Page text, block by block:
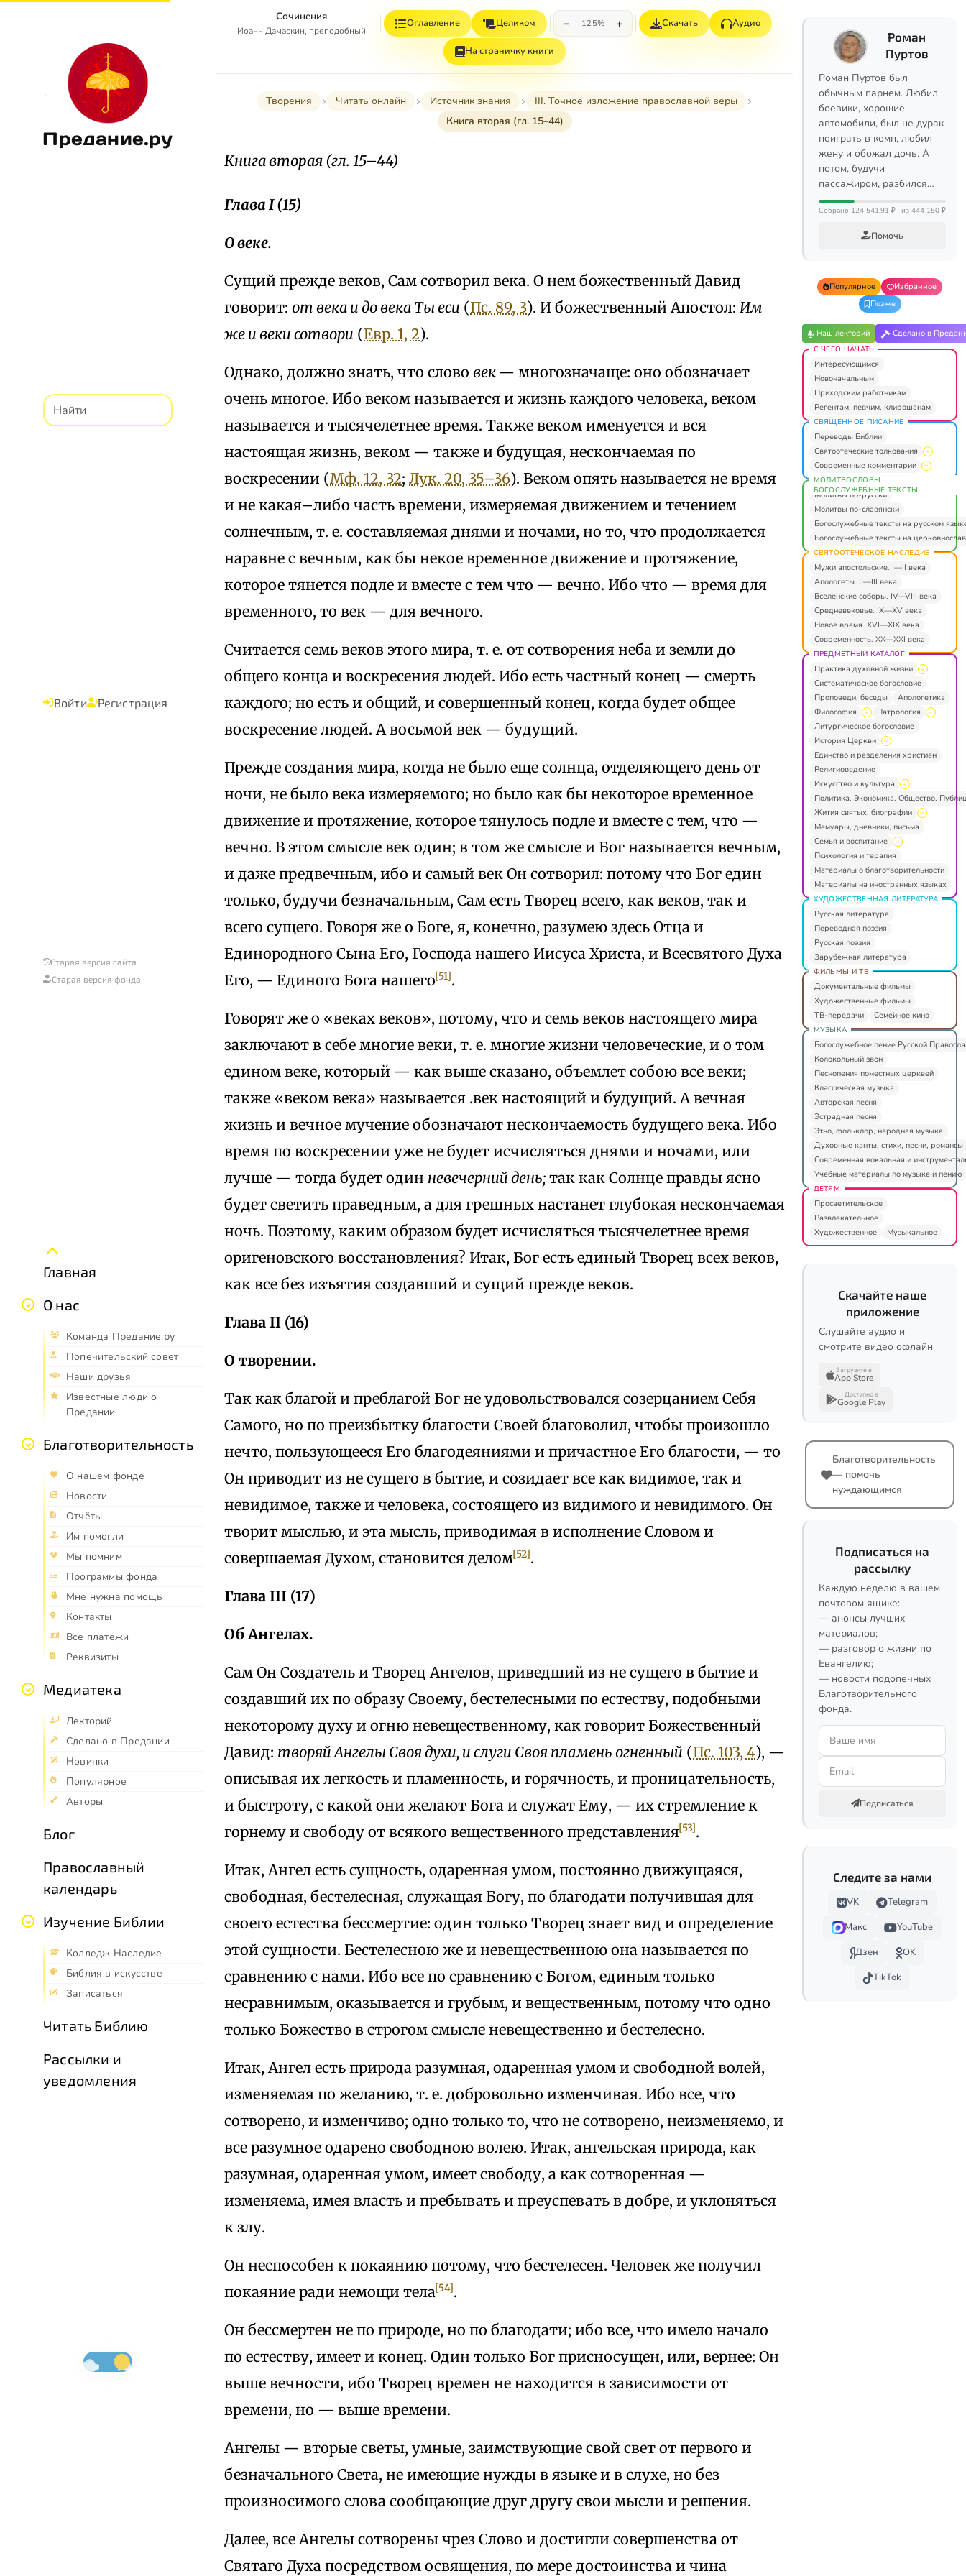
Предание.ру
Войти Регистрация
Старая версия сайта
Старая версия фонда
Главная
О нас
Команда Предание.ру
Попечительский совет
Наши друзья
Известные люди о
Предании
Благотворительность
О нашем фонде
Новости
Отчёты
Им помогли
Мы помним
Программы фонда
Мне нужна помощь
Контакты
Все платежи
Реквизиты
Медиатека
Лекторий
Сделано в Предании
Новинки
Популярное
Авторы
Блог
Православный
календарь
Изучение Библии
Колледж Наследие
Библия в искусстве
Записаться
Читать Библию
Рассылки и
уведомления
Сочинения
Иоанн Дамаскин, преподобный
Оглавление Целиком − 125% + Скачать Аудио
На страничку книги
Творения Читать онлайн Источник знания
III. Точное изложение православной веры
Книга вторая (гл. 15–44)
Книга вторая (гл. 15–44)
Глава I (15)
О веке.
Сущий прежде веков, Сам сотворил века. О нем божественный Давид
говорит: от века и до века Ты ecu (Пс. 89, 3). И божественный Апостол: Им
же и веки сотвори (Евр. 1, 2).
Однако, должно знать, что слово век — многозначаще: оно обозначает
очень многое. Ибо веком называется и жизнь каждого человека, веком
называется и тысячелетнее время. Также веком именуется и вся
настоящая жизнь, веком — также и будущая, нескончаемая по
воскресении (Мф. 12, 32; Лук. 20, 35–36). Веком опять называется не время
и не какая–либо часть времени, измеряемая движением и течением
солнечным, т. е. составляемая днями и ночами, но то, что продолжается
наравне с вечным, как бы некое временное движение и протяжение,
которое тянется подле и вместе с тем что — вечно. Ибо что — время для
временного, то век — для вечного.
Считается семь веков этого мира, т. е. от сотворения неба и земли до
общего конца и воскресения людей. Ибо есть частный конец — смерть
каждого; но есть и общий, и совершенный конец, когда будет общее
воскресение людей. А восьмой век — будущий.
Прежде создания мира, когда не было еще солнца, отделяющего день от
ночи, не было века измеряемого; но было как бы некоторое временное
движение и протяжение, которое тянулось подле и вместе с тем, что —
вечно. В этом смысле век один; в том же смысле и Бог называется вечным,
и даже предвечным, ибо и самый век Он сотворил: потому что Бог един
только, будучи безначальным, Сам есть Творец всего, как веков, так и
всего сущего. Говоря же о Боге, я, конечно, разумею здесь Отца и
Единородного Сына Его, Господа нашего Иисуса Христа, и Всесвятого Духа
Его, — Единого Бога нашего[51].
Говорят же о «веках веков», потому, что и семь веков настоящего мира
заключают в себе многие веки, т. е. многие жизни человеческие, и о том
едином веке, который — как выше сказано, объемлет собою все веки;
также «веком века» называется .век настоящий и будущий. А вечная
жизнь и вечное мучение обозначают нескончаемость будущего века. Ибо
время по воскресении уже не будет исчисляться днями и ночами, или
лучше — тогда будет один невечерний день; так как Солнце правды ясно
будет светить праведным, а для грешных настанет глубокая нескончаемая
ночь. Поэтому, каким образом будет исчисляться тысячелетнее время
оригеновского восстановления? Итак, Бог есть единый Творец всех веков,
как все без изъятия создавший и сущий прежде веков.
Глава II (16)
О творении.
Так как благой и преблагой Бог не удовольствовался созерцанием Себя
Самого, но по преизбытку благости Своей благоволил, чтобы произошло
нечто, пользующееся Его благодеяниями и причастное Его благости, — то
Он приводит из не сущего в бытие, и созидает все как видимое, так и
невидимое, также и человека, состоящего из видимого и невидимого. Он
творит мыслью, и эта мысль, приводимая в исполнение Словом и
совершаемая Духом, становится делом[52].
Глава III (17)
Об Ангелах.
Сам Он Создатель и Творец Ангелов, приведший из не сущего в бытие и
создавший их по образу Своему, бестелесными по естеству, подобными
некоторому духу и огню невещественному, как говорит Божественный
Давид: творяй Ангелы Своя духи, и слуги Своя пламень огненный (Пс. 103, 4), —
описывая их легкость и пламенность, и горячность, и проницательность,
и быстроту, с какой они желают Бога и служат Ему, — их стремление к
горнему и свободу от всякого вещественного представления[53].
Итак, Ангел есть сущность, одаренная умом, постоянно движущаяся,
свободная, бестелесная, служащая Богу, по благодати получившая для
своего естества бессмертие: один только Творец знает вид и определение
этой сущности. Бестелесною же и невещественною она называется по
сравнению с нами. Ибо все по сравнению с Богом, единым только
несравнимым, оказывается и грубым, и вещественным, потому что одно
только Божество в строгом смысле невещественно и бестелесно.
Итак, Ангел есть природа разумная, одаренная умом и свободной волей,
изменяемая по желанию, т. е. добровольно изменчивая. Ибо все, что
сотворено, и изменчиво; одно только то, что не сотворено, неизменяемо, и
все разумное одарено свободною волею. Итак, ангельская природа, как
разумная, одаренная умом, имеет свободу, а как сотворенная —
изменяема, имея власть и пребывать и преуспевать в добре, и уклоняться
к злу.
Он неспособен к покаянию потому, что бестелесен. Человек же получил
покаяние ради немощи тела[54].
Он бессмертен не по природе, но по благодати; ибо все, что имело начало
по естеству, имеет и конец. Один только Бог присносущен, или, вернее: Он
выше вечности, ибо Творец времен не находится в зависимости от
времени, но — выше времени.
Ангелы — вторые светы, умные, заимствующие свой свет от первого и
безначального Света, не имеющие нужды в языке и в слухе, но без
произносимого слова сообщающие друг другу свои мысли и решения.
Далее, все Ангелы сотворены чрез Слово и достигли совершенства от
Святаго Духа посредством освящения, по мере достоинства и чина
Роман
Пуртов
Роман Пуртов был
обычным парнем. Любил
боевики, хорошие
автомобили, был не дурак
поиграть в комп, любил
жену и обожал дочь. А
потом, будучи
пассажиром, разбился…
Собрано 124 541,91 ₽ из 444 150 ₽
Помочь
Популярное
Избранное
Позже
Наш лекторий Сделано в
С ЧЕГО НАЧАТЬ
Интересующимся
Новоначальным
Приходским работникам
Регентам, певчим, клирошанам
СВЯЩЕННОЕ ПИСАНИЕ
Переводы Библии
Святоотеческие толкования
Современные комментарии
МОЛИТВОСЛОВЫ.
БОГОСЛУЖЕБНЫЕ ТЕКСТЫ
Молитвы по-русски
Молитвы по-славянски
Богослужебные тексты на русском
Богослужебные тексты на
СВЯТООТЕЧЕСКОЕ НАСЛЕДИЕ
Мужи апостольские. I—II века
Апологеты. II—III века
Вселенские соборы. IV—VIII века
Средневековье. IX—XV века
Новое время. XVI—XIX века
Современность. XX—XXI века
ПРЕДМЕТНЫЙ КАТАЛОГ
Практика духовной жизни
Систематическое богословие
Проповеди, беседы
Апологетика
Философия
Патрология
Литургическое богословие
История Церкви
Единство и разделения христиан
Религиоведение
Искусство и культура
Политика. Экономика. Общество.
Жития святых, биографии
Мемуары, дневники, письма
Семья и воспитание
Психология и терапия
Материалы о благотворительности
Материалы на иностранных языках
ХУДОЖЕСТВЕННАЯ ЛИТЕРАТУРА
Русская литература
Переводная поэзия
Русская поэзия
Зарубежная литература
ФИЛЬМЫ И ТВ
Документальные фильмы
Художественные фильмы
ТВ-передачи
Семейное кино
МУЗЫКА
Богослужебное пение Русской
Колокольный звон
Песнопения поместных церквей
Классическая музыка
Авторская песня
Эстрадная песня
Этно, фольклор, народная музыка
Духовные канты, стихи, песни, романсы
Современная вокальная и
Учебные материалы по музыке и пению
ДЕТЯМ
Просветительское
Развлекательное
Художественное
Музыкальное
Скачайте наше
приложение
Слушайте аудио и
смотрите видео офлайн
Загрузите в
App Store
Доступно в
Google Play
Благотворительность
— помочь
нуждающимся
Подписаться на
рассылку
Каждую неделю в вашем
почтовом ящике:
— анонсы лучших
материалов;
— разговор о жизни по
Евангелию;
— новости подопечных
Благотворительного
фонда.
Подписаться
Следите за нами
VK
Telegram
Макс
YouTube
Дзен
OK
TikTok